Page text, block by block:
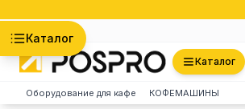
Каталог
Каталог
Оборудование для кафе КОФЕМАШИНЫ